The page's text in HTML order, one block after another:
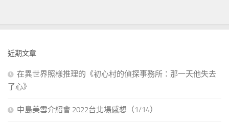
近期文章
在異世界照樣推理的《初心村的偵探事務所：那一天他失去
了心》
中島美雪介紹會 2022台北場感想（1/14）